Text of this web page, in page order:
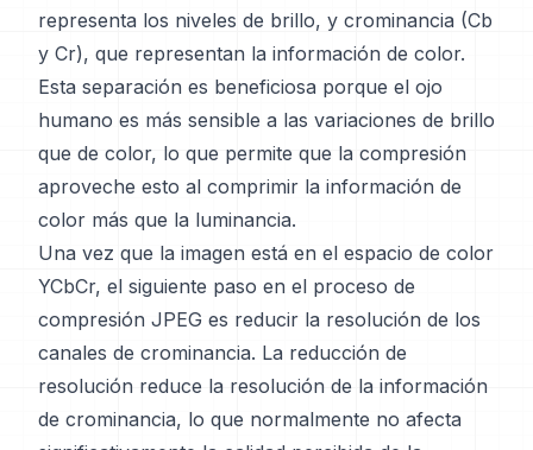
representa los niveles de brillo, y crominancia (Cb
y Cr), que representan la información de color.
Esta separación es beneficiosa porque el ojo
humano es más sensible a las variaciones de brillo
que de color, lo que permite que la compresión
aproveche esto al comprimir la información de
color más que la luminancia.
Una vez que la imagen está en el espacio de color
YCbCr, el siguiente paso en el proceso de
compresión JPEG es reducir la resolución de los
canales de crominancia. La reducción de
resolución reduce la resolución de la información
de crominancia, lo que normalmente no afecta